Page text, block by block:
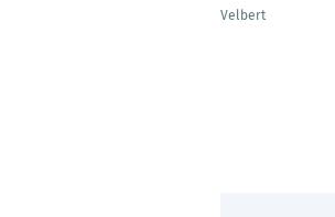
Velbert